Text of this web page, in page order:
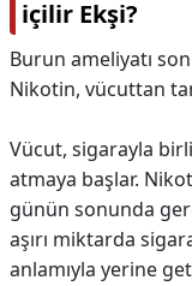
içilir Ekşi?
Burun ameliyatı
Nikotin, vücuttan
Vücut, sigarayla
atmaya başlar.
günün sonunda
aşırı miktarda
anlamıyla yerine